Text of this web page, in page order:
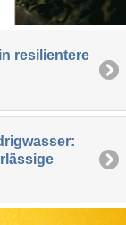
resilientere